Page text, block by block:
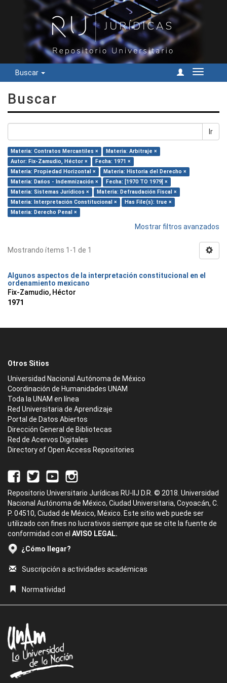
Buscar
Cambiar
Buscar
Ir
Materia: Contratos Mercantiles ×
Materia: Arbitraje ×
Autor: Fix-Zamudio, Héctor ×
Fecha: 1971 ×
Materia: Propiedad Horizontal ×
Materia: Historia del Derecho ×
Materia: Dańos - Indemnización ×
Fecha: [1970 TO 1979] ×
Materia: Sistemas Jurídicos ×
Materia: Defraudación Fiscal ×
Materia: Interpretación Constitucional ×
Has File(s): true ×
Materia: Derecho Penal ×
Mostrar filtros avanzados
Mostrando ítems 1-1 de 1
Algunos aspectos de la interpretación constitucional en el
ordenamiento mexicano
Fix-Zamudio, Héctor
1971
Otros Sitios
Universidad Nacional Autónoma de México
Coordinación de Humanidades UNAM
Toda la UNAM en línea
Red Universitaria de Aprendizaje
Portal de Datos Abiertos
Dirección General de Bibliotecas
Red de Acervos Digitales
Directory of Open Access Repositories
Repositorio Universitario Jurídicas RU-IIJ D.R. © 2018. Universidad
Nacional Autónoma de México, Ciudad Universitaria, Coyoacán, C.
P. 04510, Ciudad de México, México. Este sitio web puede ser
utilizado con fines no lucrativos siempre que se cite la fuente de
conformidad con el AVISO LEGAL.
¿Cómo llegar?
Suscripción a actividades académicas
Normatividad